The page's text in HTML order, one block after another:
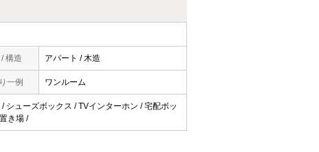
構造 アパート / 木造
一例 ワンルーム
シューズボックス / TVインターホン / 宅配ボッ
き場 /